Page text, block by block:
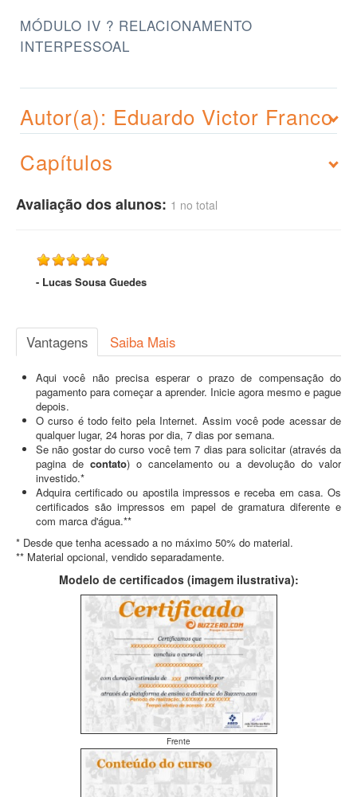
MÓDULO IV ? RELACIONAMENTO
INTERPESSOAL
Autor(a): Eduardo Victor Franco
Capítulos
Avaliação dos alunos: 1 no total
- Lucas Sousa Guedes
Vantagens Saiba Mais
Aqui você não precisa esperar o prazo de compensação do
pagamento para começar a aprender. Inicie agora mesmo e pague
depois.
O curso é todo feito pela Internet. Assim você pode acessar de
qualquer lugar, 24 horas por dia, 7 dias por semana.
Se não gostar do curso você tem 7 dias para solicitar (através da
pagina de contato) o cancelamento ou a devolução do valor
investido.*
Adquira certificado ou apostila impressos e receba em casa. Os
certificados são impressos em papel de gramatura diferente e
com marca d'água.**
* Desde que tenha acessado a no máximo 50% do material.
** Material opcional, vendido separadamente.
Modelo de certificados (imagem ilustrativa):
Frente